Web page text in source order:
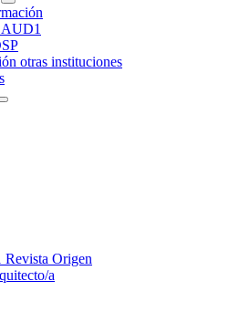
otras instituciones
Revista Origen
a